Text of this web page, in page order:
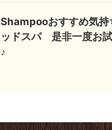
Shampooおすすめ気持
ッドスパ 是非一度お
♪